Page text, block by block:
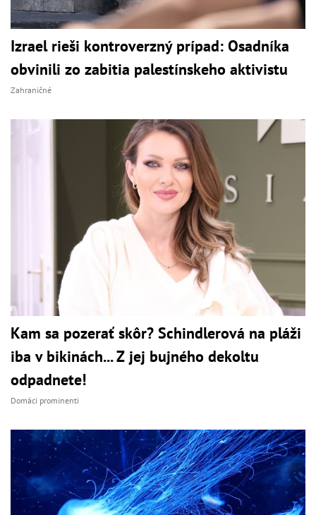
Izrael rieši kontroverzný prípad: Osadníka
obvinili zo zabitia palestínskeho aktivistu
Zahraničné
Kam sa pozerať skôr? Schindlerová na pláži
iba v bikinách... Z jej bujného dekoltu
odpadnete!
Domáci prominenti